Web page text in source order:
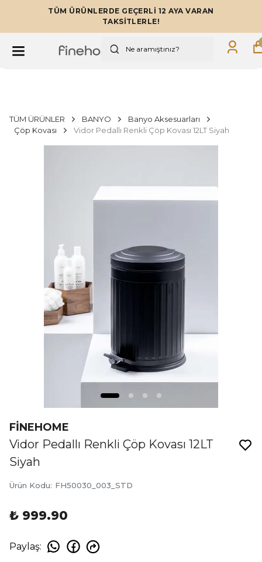
TÜM ÜRÜNLERDE GEÇERLİ 12 AYA VARAN
TAKSİTLERLE!
TÜM ÜRÜNLER BANYO
Banyo Aksesuarları
Çöp Kovası
Vidor Pedallı Renkli Çöp Kovası 12LT Siyah
FİNEHOME
Vidor Pedallı Renkli Çöp Kovası 12LT
Siyah
Ürün Kodu: FH50030_003_STD
₺ 999.90
Paylaş: